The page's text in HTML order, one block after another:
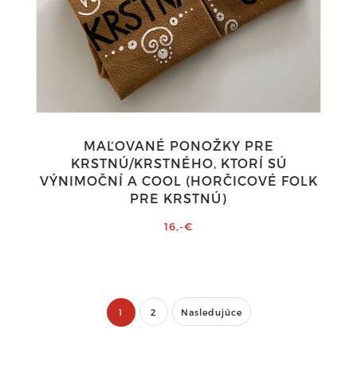
MAĽOVANÉ PONOŽKY PRE
KRSTNÚ/KRSTNÉHO, KTORÍ SÚ
VÝNIMOČNÍ A COOL (HORČICOVÉ FOLK
PRE KRSTNÚ)
16,-€
1 2 Nasledujúce